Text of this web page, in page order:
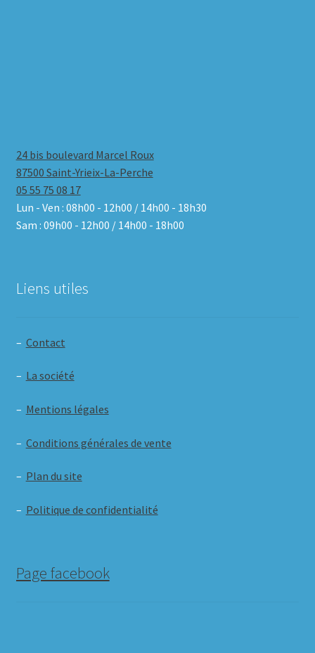
24 bis boulevard Marcel Roux
87500 Saint-Yrieix-La-Perche
05 55 75 08 17
Lun - Ven : 08h00 - 12h00 / 14h00 - 18h30
Sam : 09h00 - 12h00 / 14h00 - 18h00
Liens utiles
– Contact
– La société
– Mentions légales
– Conditions générales de vente
– Plan du site
– Politique de confidentialité
Page facebook